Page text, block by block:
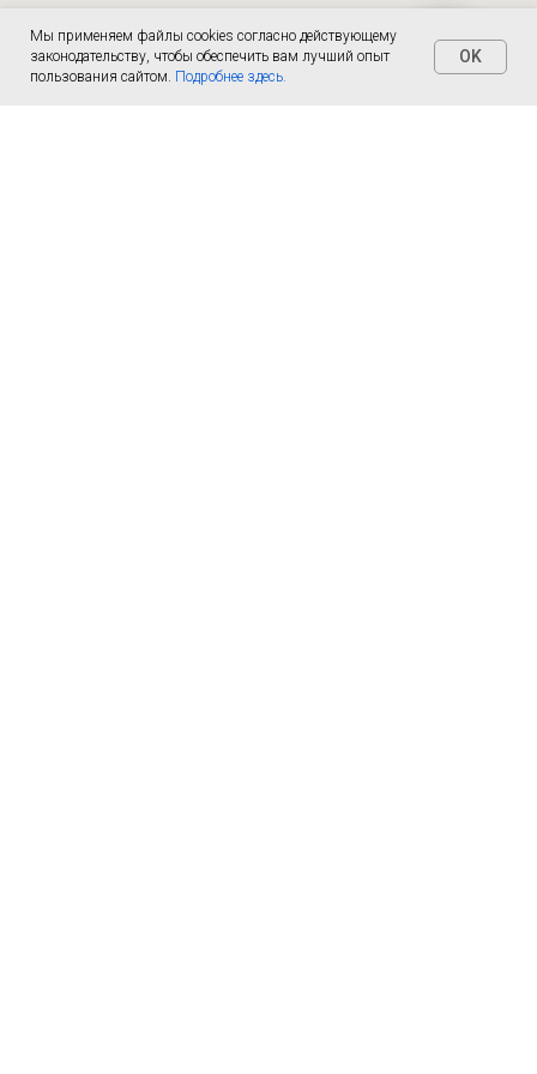
Мы применяем файлы cookies согласно действующему
законодательству, чтобы обеспечить вам лучший опыт
пользования сайтом. Подробнее здесь.
OK